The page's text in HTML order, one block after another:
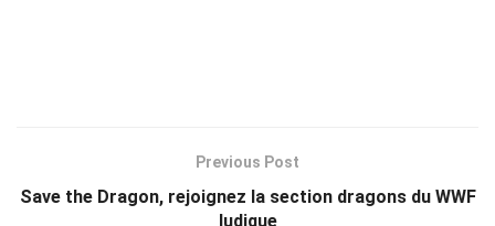
Previous Post
Save the Dragon, rejoignez la section dragons du WWF
ludique